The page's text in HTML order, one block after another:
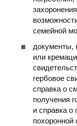
семейной
документы,
или
гербовое
справка о
получения
и справка о